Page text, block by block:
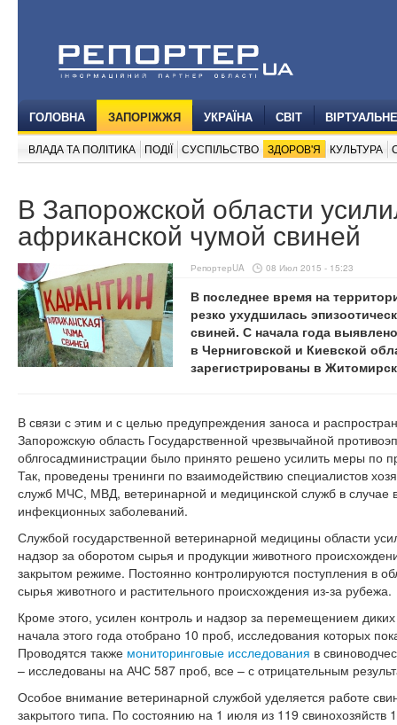
ГОЛОВНА ЗАПОРІЖЖЯ УКРАЇНА СВІТ
ВЛАДА ТА ПОЛІТИКА ПОДІЇ СУСПІЛЬСТВО ЗДОРОВ'Я КУЛЬТУРА
В Запорожской области
африканской чумой свиней
РепортерUA 08 Июл 2015 - 15:23
В последнее время на
резко ухудшилась
свиней. С начала года
в Черниговской и Киевской
зарегистрированы в
В связи с этим и с целью предупреждения заноса и
Запорожскую область Государственной чрезвычайной
облгосадминистрации было принято решено усилить меры по
Так, проведены тренинги по взаимодействию специалистов
служб МЧС, МВД, ветеринарной и медицинской служб в случае
инфекционных заболеваний.
Службой государственной ветеринарной медицины области
надзор за оборотом сырья и продукции животного
закрытом режиме. Постоянно контролируются поступления в
сырья животного и растительного происхождения из-за рубежа.
Кроме этого, усилен контроль и надзор за перемещением
начала этого года отобрано 10 проб, исследования которых
Проводятся также мониторинговые исследования в
– исследованы на АЧС 587 проб, все – с отрицательным
Особое внимание ветеринарной службой уделяется работе
закрытого типа. По состоянию на 1 июля из 119